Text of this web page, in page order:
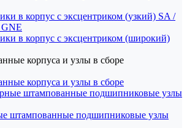
в корпус с эксцентриком (узкий) SA /
в корпус с эксцентриком (широкий)
корпуса и узлы в сборе
корпуса и узлы в сборе
штампованные подшипниковые узлы
штампованные подшипниковые узлы